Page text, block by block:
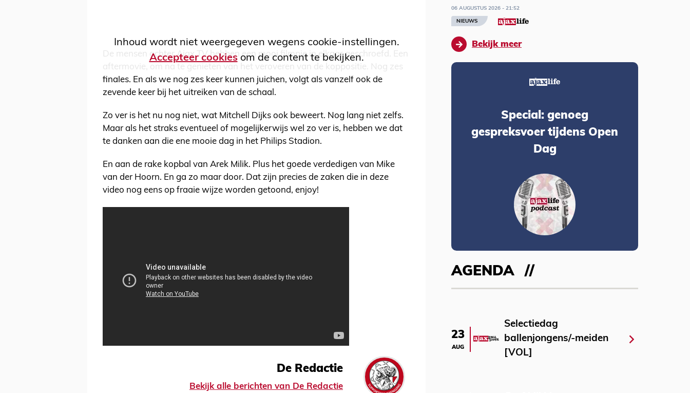
Inhoud wordt niet weergegeven wegens cookie-instellingen.
Accepteer cookiesom de content te bekijken.
De mensen achter Ajax TV hebben een mooi filmpje in elkaar geschroefd. Een
aftermovie, om na te genieten van het veroveren van de koppositie. Nog zes
finales. En als we nog zes keer kunnen juichen, volgt als vanzelf ook de
zevende keer bij het uitreiken van de schaal.
Zo ver is het nu nog niet, wat Mitchell Dijks ook beweert. Nog lang niet zelfs.
Maar als het straks eventueel of mogelijkerwijs wel zo ver is, hebben we dat
te danken aan die ene mooie dag in het Philips Stadion.
En aan de rake kopbal van Arek Milik. Plus het goede verdedigen van Mike
van der Hoorn. En ga zo maar door. Dat zijn precies de zaken die in deze
video nog eens op fraaie wijze worden getoond, enjoy!
De Redactie
Bekijk alle berichten van De Redactie
06 AUGUSTUS 2026 - 21:52
NIEUWS
Bekijk meer
Special: genoeg
gespreksvoer tijdens Open
Dag
AGENDA
23
AUG
Selectiedag
ballenjongens/-meiden
[VOL]